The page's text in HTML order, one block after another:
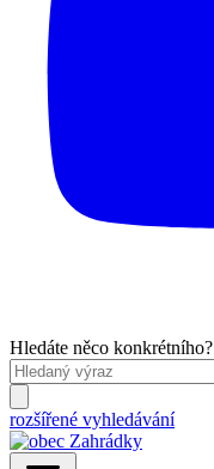
Hledáte něco konkrétního?
rozšířené vyhledávání